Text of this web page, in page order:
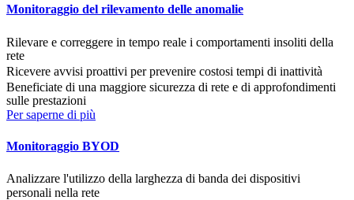
Monitoraggio del rilevamento delle anomalie
Rilevare e correggere in tempo reale i comportamenti insoliti della
rete
Ricevere avvisi proattivi per prevenire costosi tempi di inattività
Beneficiate di una maggiore sicurezza di rete e di approfondimenti
sulle prestazioni
Per saperne di più
Monitoraggio BYOD
Analizzare l'utilizzo della larghezza di banda dei dispositivi
personali nella rete